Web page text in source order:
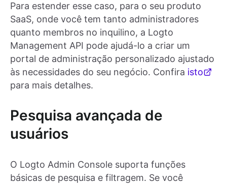
Para estender esse caso, para o seu produto
SaaS, onde você tem tanto administradores
quanto membros no inquilino, a Logto
Management API pode ajudá-lo a criar um
portal de administração personalizado ajustado
às necessidades do seu negócio. Confira isto
para mais detalhes.
Pesquisa avançada de
usuários
O Logto Admin Console suporta funções
básicas de pesquisa e filtragem. Se você